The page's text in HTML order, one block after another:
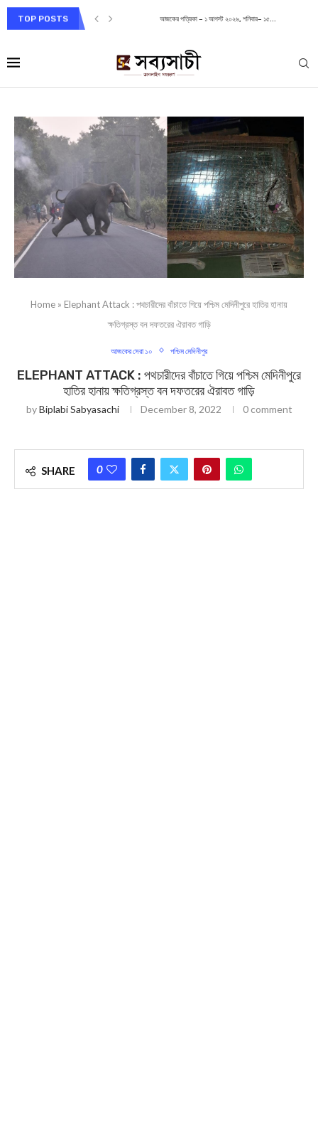
TOP POSTS আজকের পত্রিকা – ১ আগস্ট ২০২৬, শনিবার– ১৫...
Home » Elephant Attack : পথচারীদের বাঁচাতে গিয়ে পশ্চিম মেদিনীপুরে হাতির হানায়
ক্ষতিগ্রস্ত বন দফতরের ঐরাবত গাড়ি
আজকের সেরা ১০ পশ্চিম মেদিনীপুর
ELEPHANT ATTACK : পথচারীদের বাঁচাতে গিয়ে পশ্চিম মেদিনীপুরে
হাতির হানায় ক্ষতিগ্রস্ত বন দফতরের ঐরাবত গাড়ি
byBiplabi Sabyasachi December 8, 2022 0 comment
SHARE 0